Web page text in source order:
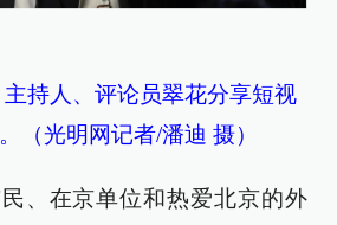
持人、评论员翠花分享短视
（光明网记者/潘迪 摄）
、在京单位和热爱北京的外